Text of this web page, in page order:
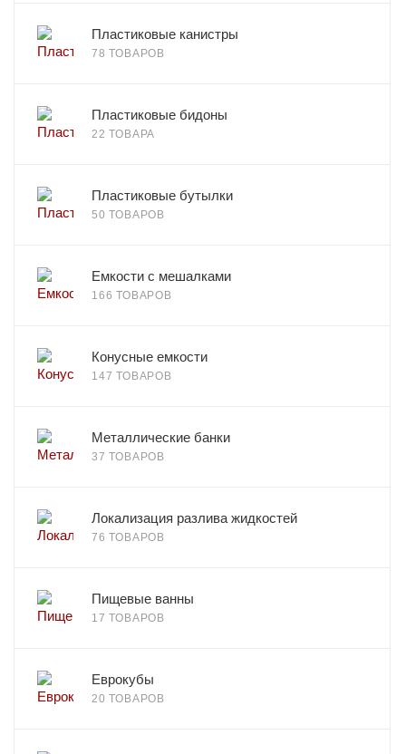
Пластиковые канистры
78 ТОВАРОВ
Пластиковые бидоны
22 ТОВАРА
Пластиковые бутылки
50 ТОВАРОВ
Емкости с мешалками
166 ТОВАРОВ
Конусные емкости
147 ТОВАРОВ
Металлические банки
37 ТОВАРОВ
Локализация разлива жидкостей
76 ТОВАРОВ
Пищевые ванны
17 ТОВАРОВ
Еврокубы
20 ТОВАРОВ